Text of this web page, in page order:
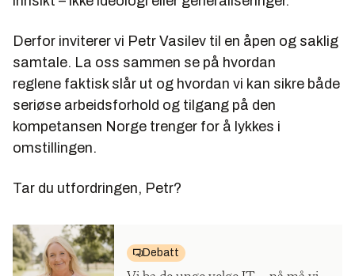
Derfor inviterer vi Petr Vasilev til en åpen og saklig
samtale. La oss sammen se på hvordan
reglene faktisk slår ut og hvordan vi kan sikre både
seriøse arbeidsforhold og tilgang på den
kompetansen Norge trenger for å lykkes i
omstillingen.
Tar du utfordringen, Petr?
Debatt